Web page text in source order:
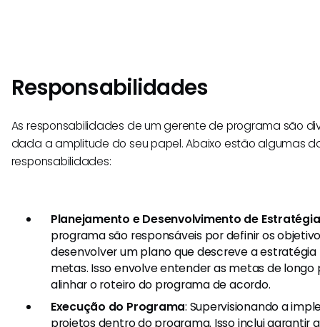
Responsabilidades
As responsabilidades de um gerente de programa são
dada a amplitude do seu papel. Abaixo estão algumas
responsabilidades:
Planejamento e Desenvolvimento de Estratégia
programa são responsáveis por definir os
desenvolver um plano que descreve a
metas. Isso envolve entender as metas de longo
alinhar o roteiro do programa de acordo.
Execução do Programa: Supervisionando a
projetos dentro do programa. Isso inclui garantir